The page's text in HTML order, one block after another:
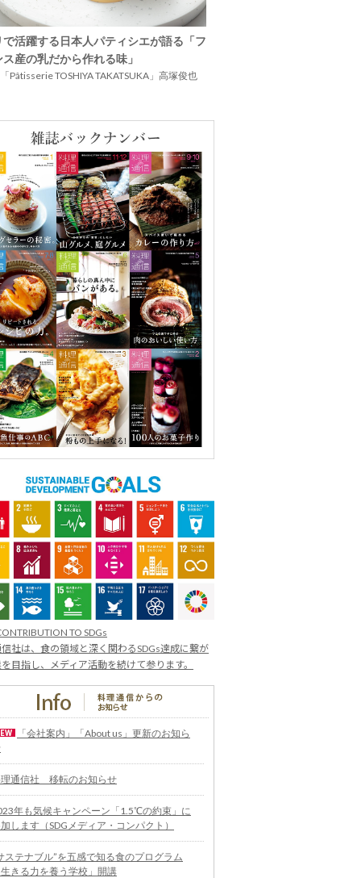
で活躍する日本人パティシエが語る「フ
産の乳だから作れる味」
Pâtisserie TOSHIYA TAKATSUKA」高塚俊也
TO SDGs
社は、食の領域と深く関わるSDGs達成に繋が
目指し、メディア活動を続けて参ります。
「会社案内」「About us」更新のお知ら
通信社 移転のお知らせ
年も気候キャンペーン「1.5℃の約束」に
します（SDGメディア・コンパクト）
ステナブル”を五感で知る食のプログラム
きる力を養う学校」開講